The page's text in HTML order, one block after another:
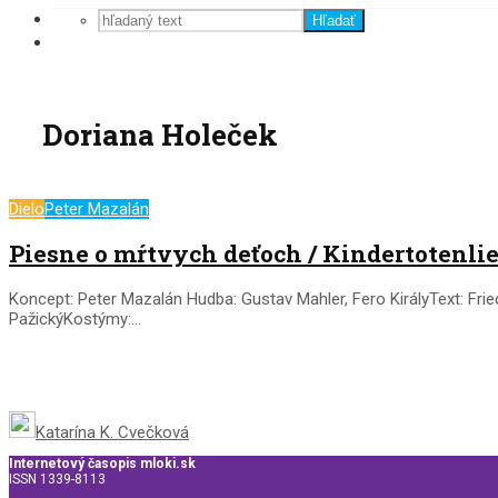
Hľadať
Doriana Holeček
DieloPeter Mazalán
Piesne o mŕtvych deťoch /
Koncept: Peter Mazalán Hudba: Gustav Mahler, Fero KirályText:
PažickýKostýmy:...
Katarína K. Cvečková
Internetový časopis mloki.sk
ISSN 1339-8113